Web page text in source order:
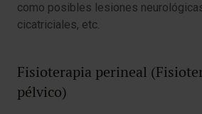
como posibles lesiones
cicatriciales, etc.
Fisioterapia perineal
pélvico)